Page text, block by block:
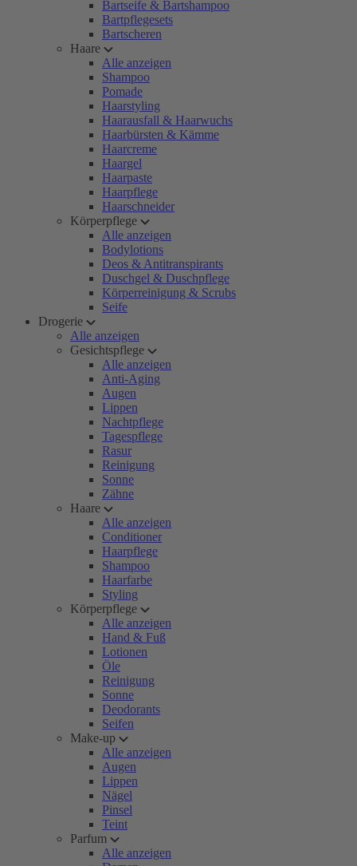
Bartseife & Bartshampoo
Bartpflegesets
Bartscheren
Haare
Alle anzeigen
Shampoo
Pomade
Haarstyling
Haarausfall & Haarwuchs
Haarbürsten & Kämme
Haarcreme
Haargel
Haarpaste
Haarpflege
Haarschneider
Körperpflege
Alle anzeigen
Bodylotions
Deos & Antitranspirants
Duschgel & Duschpflege
Körperreinigung & Scrubs
Seife
Drogerie
Alle anzeigen
Gesichtspflege
Alle anzeigen
Anti-Aging
Augen
Lippen
Nachtpflege
Tagespflege
Rasur
Reinigung
Sonne
Zähne
Haare
Alle anzeigen
Conditioner
Haarpflege
Shampoo
Haarfarbe
Styling
Körperpflege
Alle anzeigen
Hand & Fuß
Lotionen
Öle
Reinigung
Sonne
Deodorants
Seifen
Make-up
Alle anzeigen
Augen
Lippen
Nägel
Pinsel
Teint
Parfum
Alle anzeigen